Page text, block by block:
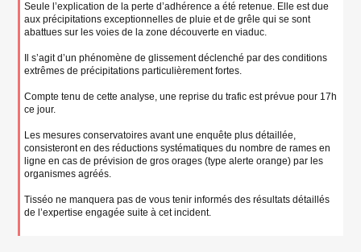
Seule l’explication de la perte d’adhérence a été retenue. Elle est due
aux précipitations exceptionnelles de pluie et de grêle qui se sont
abattues sur les voies de la zone découverte en viaduc.
Il s’agit d’un phénomène de glissement déclenché par des conditions
extrêmes de précipitations particulièrement fortes.
Compte tenu de cette analyse, une reprise du trafic est prévue pour 17h
ce jour.
Les mesures conservatoires avant une enquête plus détaillée,
consisteront en des réductions systématiques du nombre de rames en
ligne en cas de prévision de gros orages (type alerte orange) par les
organismes agréés.
Tisséo ne manquera pas de vous tenir informés des résultats détaillés
de l’expertise engagée suite à cet incident.